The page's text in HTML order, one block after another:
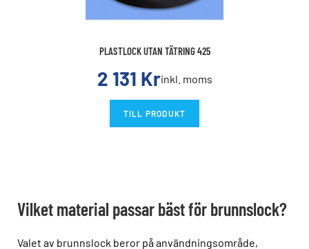
PLASTLOCK UTAN TÄTRING 425
2 131 Krinkl. moms
TILL PRODUKT
Vilket material passar bäst för brunnslock?
Valet av brunnslock beror på användningsområde,